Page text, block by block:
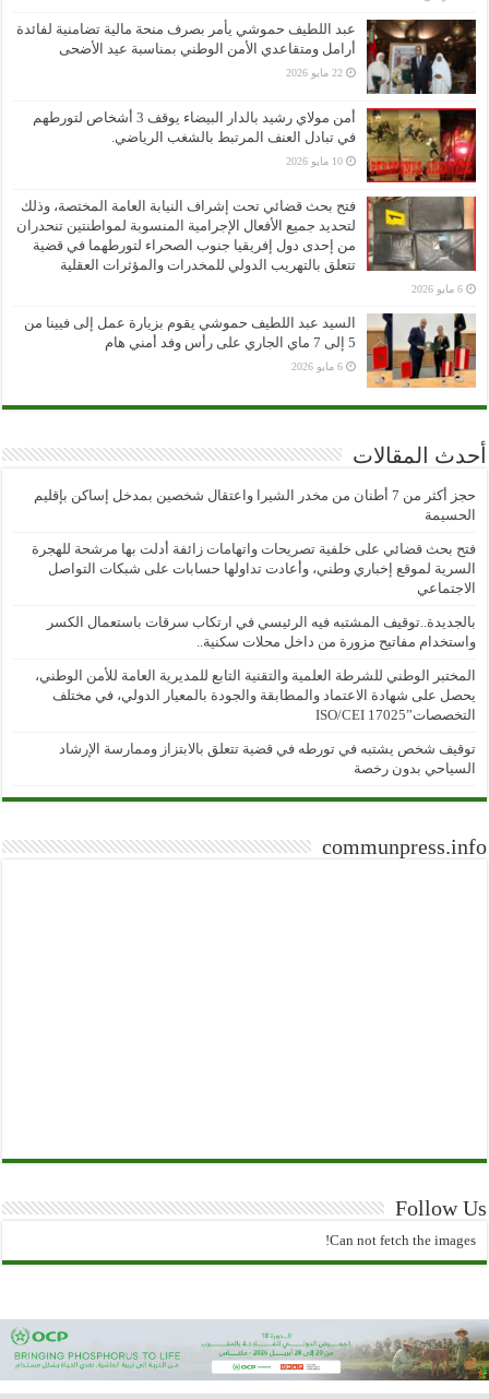
عبد اللطيف حموشي يأمر بصرف منحة مالية تضامنية لفائدة
أرامل ومتقاعدي الأمن الوطني بمناسبة عيد الأضحى
22 مايو 2026
أمن مولاي رشيد بالدار البيضاء يوقف 3 أشخاص لتورطهم
في تبادل العنف المرتبط بالشغب الرياضي.
10 مايو 2026
فتح بحث قضائي تحت إشراف النيابة العامة المختصة، وذلك
لتحديد جميع الأفعال الإجرامية المنسوبة لمواطنتين تنحدران
من إحدى دول إفريقيا جنوب الصحراء لتورطهما في قضية
تتعلق بالتهريب الدولي للمخدرات والمؤثرات العقلية
6 مايو 2026
السيد عبد اللطيف حموشي يقوم بزيارة عمل إلى فيينا من
5 إلى 7 ماي الجاري على رأس وفد أمني هام
6 مايو 2026
أحدث المقالات
حجز أكثر من 7 أطنان من مخدر الشيرا واعتقال شخصين بمدخل إساكن بإقليم
الحسيمة
فتح بحث قضائي على خلفية تصريحات واتهامات زائفة أدلت بها مرشحة للهجرة
السرية لموقع إخباري وطني، وأعادت تداولها حسابات على شبكات التواصل
الاجتماعي
بالجديدة..توقيف المشتبه فيه الرئيسي في ارتكاب سرقات باستعمال الكسر
واستخدام مفاتيح مزورة من داخل محلات سكنية..
المختبر الوطني للشرطة العلمية والتقنية التابع للمديرية العامة للأمن الوطني،
يحصل على شهادة الاعتماد والمطابقة والجودة بالمعيار الدولي، في مختلف
التخصصات”ISO/CEI 17025
توقيف شخص يشتبه في تورطه في قضية تتعلق بالابتزاز وممارسة الإرشاد
السياحي بدون رخصة
communpress.info
Follow Us
Can not fetch the images!